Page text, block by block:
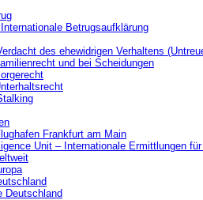
Betrugsaufklärung
des ehewidrigen Verhaltens
und bei Scheidungen
Frankfurt am Main
Unit – Internationale Ermittlungen
Deutschland